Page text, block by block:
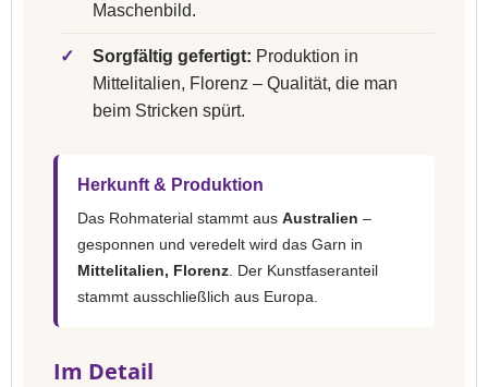
Maschenbild.
✓ Sorgfältig gefertigt: Produktion in
Mittelitalien, Florenz – Qualität, die man
beim Stricken spürt.
Herkunft & Produktion
Das Rohmaterial stammt aus Australien –
gesponnen und veredelt wird das Garn in
Mittelitalien, Florenz . Der Kunstfaseranteil
stammt ausschließlich aus Europa.
Im Detail